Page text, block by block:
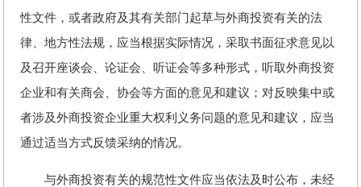
性文件，或者政府及其有关部门起草与外商投资有关的法
律、地方性法规，应当根据实际情况，采取书面征求意见以
及召开座谈会、论证会、听证会等多种形式，听取外商投资
企业和有关商会、协会等方面的意见和建议；对反映集中或
者涉及外商投资企业重大权利义务问题的意见和建议，应当
通过适当方式反馈采纳的情况。
与外商投资有关的规范性文件应当依法及时公布，未经